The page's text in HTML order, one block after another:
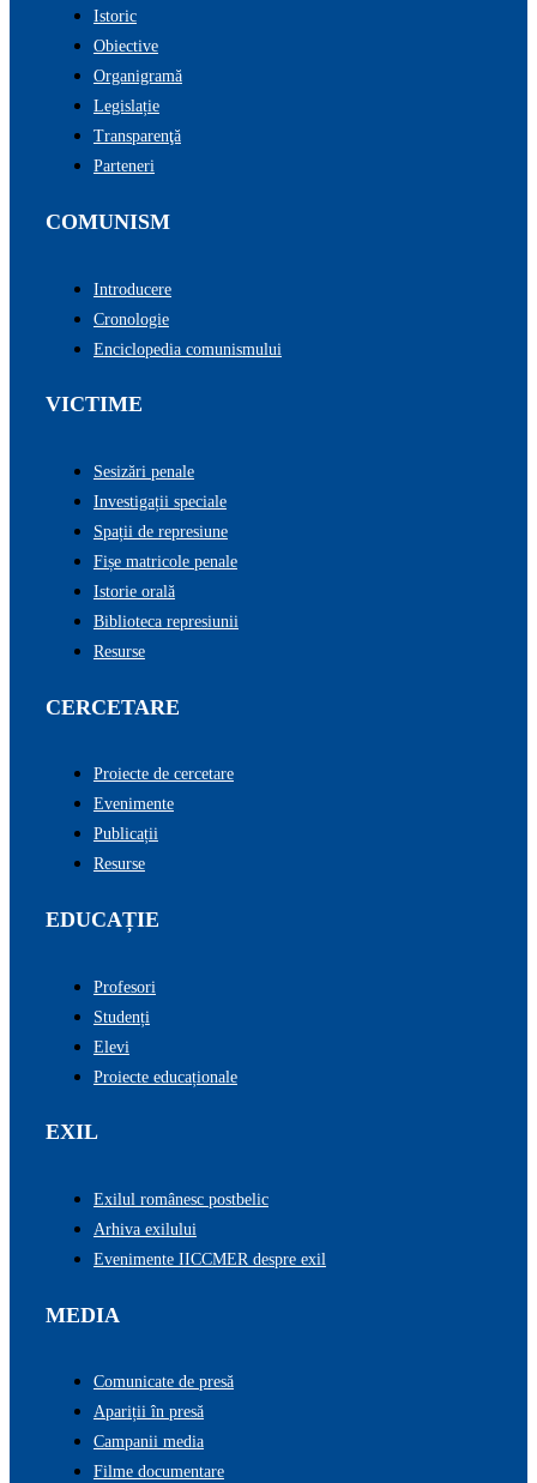
Istoric
Obiective
Organigramă
Legislație
Transparenţă
Parteneri
COMUNISM
Introducere
Cronologie
Enciclopedia comunismului
VICTIME
Sesizări penale
Investigații speciale
Spații de represiune
Fișe matricole penale
Istorie orală
Biblioteca represiunii
Resurse
CERCETARE
Proiecte de cercetare
Evenimente
Publicații
Resurse
EDUCAȚIE
Profesori
Studenți
Elevi
Proiecte educaționale
EXIL
Exilul românesc postbelic
Arhiva exilului
Evenimente IICCMER despre exil
MEDIA
Comunicate de presă
Apariții în presă
Campanii media
Filme documentare